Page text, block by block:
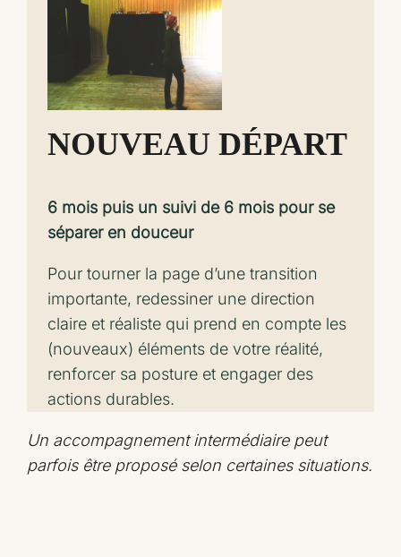
NOUVEAU DÉPART
6 mois puis un suivi de 6 mois pour se
séparer en douceur
Pour tourner la page d’une transition
importante, redessiner une direction
claire et réaliste qui prend en compte les
(nouveaux) éléments de votre réalité,
renforcer sa posture et engager des
actions durables.
Un accompagnement intermédiaire peut
parfois être proposé selon certaines situations.